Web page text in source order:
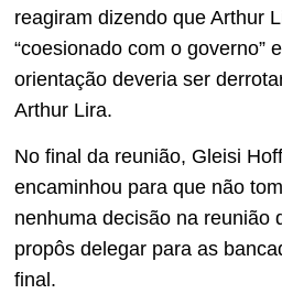
reagiram dizendo que Arthur
“coesionado com o governo”
orientação deveria ser
Arthur Lira.
No final da reunião, Gleisi
encaminhou para que não
nenhuma decisão na reunião
propôs delegar para as
final.